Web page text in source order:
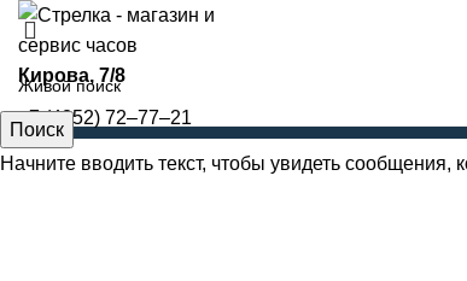
​Кирова, 7/8
+7 (4852) 72‒77‒21
Поиск
Начните вводить текст, чтобы увидеть сообщения,